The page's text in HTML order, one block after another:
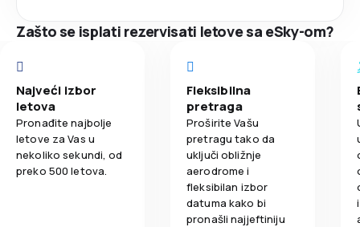
Zašto se isplati rezervisati letove sa eSky-om?
Najveći izbor
letova
Pronađite najbolje
letove za Vas u
nekoliko sekundi, od
preko 500 letova.
Fleksibilna
pretraga
Proširite Vašu
pretragu tako da
uključi obližnje
aerodrome i
fleksibilan izbor
datuma kako bi
pronašli najjeftiniju